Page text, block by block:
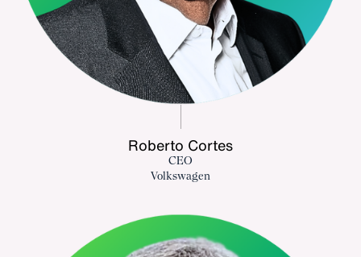
Roberto Cortes
CEO
Volkswagen